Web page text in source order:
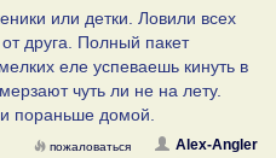
или детки. Ловили всех
друга. Полный пакет
еле успеваешь кинуть в
чуть ли не на лету.
пораньше домой.
Alex-Angler
пожаловаться